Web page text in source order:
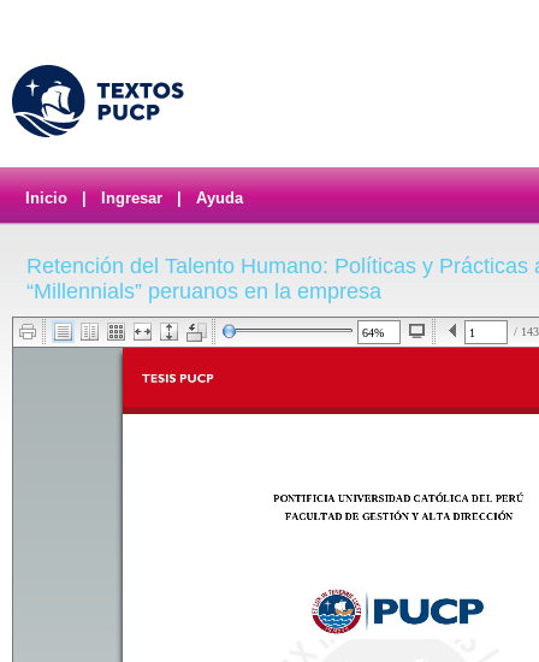
Inicio Ingresar Ayuda
Retención del Talento Humano: Políticas y Prácticas
“Millennials” peruanos en la empresa
/ 143